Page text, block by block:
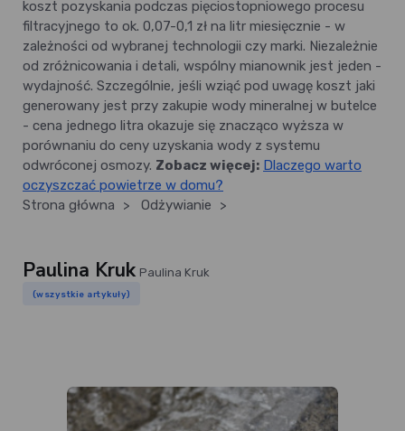
koszt pozyskania podczas pięciostopniowego procesu
filtracyjnego to ok. 0,07-0,1 zł na litr miesięcznie - w
zależności od wybranej technologii czy marki. Niezależnie
od zróżnicowania i detali, wspólny mianownik jest jeden -
wydajność. Szczególnie, jeśli wziąć pod uwagę koszt jaki
generowany jest przy zakupie wody mineralnej w butelce
- cena jednego litra okazuje się znacząco wyższa w
porównaniu do ceny uzyskania wody z systemu
odwróconej osmozy. Zobacz więcej: Dlaczego warto
oczyszczać powietrze w domu?
Strona główna
> Odżywianie >
Paulina Kruk Paulina Kruk
(wszystkie artykuły)